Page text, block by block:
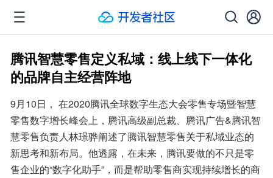
腾讯智慧零售定义私域：线上线下一体化
的品牌自主经营阵地
9月10日， 在2020腾讯全球数字生态大会零售专场暨智慧
零售数字增长峰会上，腾讯高级副总裁、腾讯广告&腾讯智
慧零售负责人林璟骅阐述了腾讯智慧零售关于私域业态的
新思考和新布局。他透露，在未来，腾讯要做的不只是零
售企业的“数字化助手”，而是帮助零售商实现持续增长的商